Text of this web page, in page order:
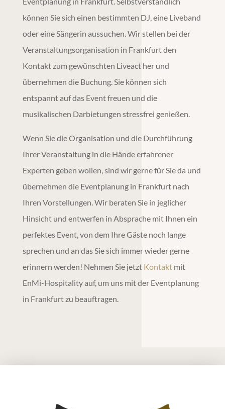
können Sie sich einen bestimmten DJ, eine Liveband
oder eine Sängerin aussuchen. Wir stellen bei der
Veranstaltungsorganisation in Frankfurtden
Kontakt zum gewünschten Liveact her und
übernehmen die Buchung. Sie können sich
entspannt auf das Event freuen und die
musikalischen Darbietungen stressfrei genießen.
Wenn Sie die Organisation und die Durchführung
Ihrer Veranstaltung in die Hände erfahrener
Experten geben wollen, sind wir gerne für Sie da und
übernehmen die Eventplanung in Frankfurtnach
Ihren Vorstellungen. Wir beraten Sie in jeglicher
Hinsicht und entwerfen in Absprache mit Ihnen ein
perfektes Event, von dem Ihre Gäste noch lange
sprechen und an das Sie sich immer wieder gerne
erinnern werden! Nehmen Sie jetzt Kontaktmit
EnMi-Hospitality auf, um uns mit der Eventplanung
in Frankfurtzu beauftragen.